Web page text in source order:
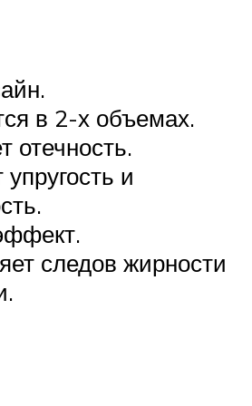
в 2-х объемах.
отечность.
и
следов жирности